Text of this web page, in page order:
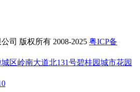
司 版权所有 2008-2025 粤ICP备
区岭南大道北131号碧桂园城市花园